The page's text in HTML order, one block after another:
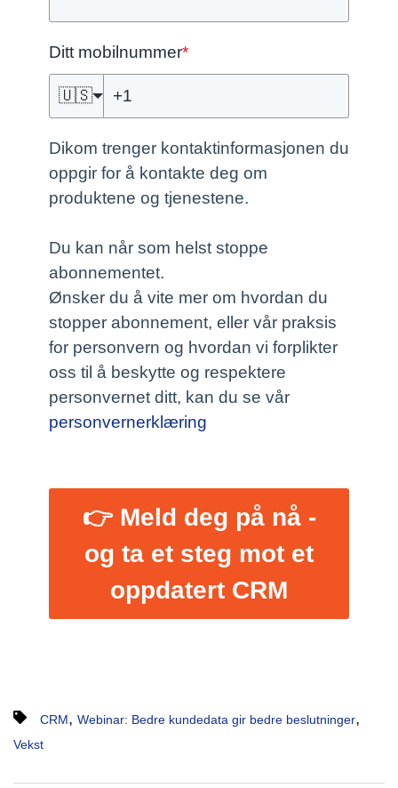
Ditt mobilnummer*
🇺🇸
Dikom trenger kontaktinformasjonen du
oppgir for å kontakte deg om
produktene og tjenestene.
Du kan når som helst stoppe
abonnementet.
Ønsker du å vite mer om hvordan du
stopper abonnement, eller vår praksis
for personvern og hvordan vi forplikter
oss til å beskytte og respektere
personvernet ditt, kan du se vår
personvernerklæring
👉 Meld deg på nå -
og ta et steg mot et
oppdatert CRM
CRM, Webinar: Bedre kundedata gir bedre beslutninger,
Vekst